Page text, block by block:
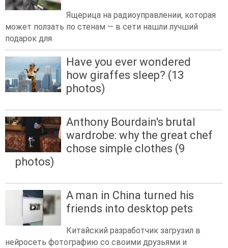
Ящерица на радиоуправлении, которая
может ползать по стенам — в сети нашли лучший
подарок для
Have you ever wondered
how giraffes sleep? (13
photos)
Anthony Bourdain's brutal
wardrobe: why the great chef
chose simple clothes (9
photos)
A man in China turned his
friends into desktop pets
Китайский разработчик загрузил в
нейросеть фотографию со своими друзьями и